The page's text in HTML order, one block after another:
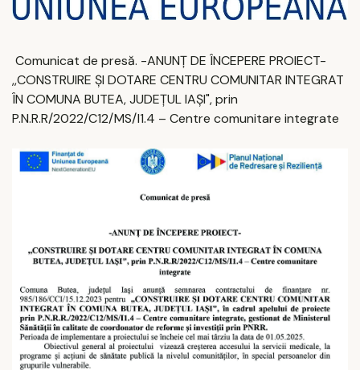
Comunicat de presă. -ANUNȚ DE ÎNCEPERE PROIECT-
,,CONSTRUIRE ȘI DOTARE CENTRU COMUNITAR INTEGRAT
ÎN COMUNA BUTEA, JUDEȚUL IAȘI", prin
P.N.R.R/2022/C12/MS/I1.4 – Centre comunitare integrate